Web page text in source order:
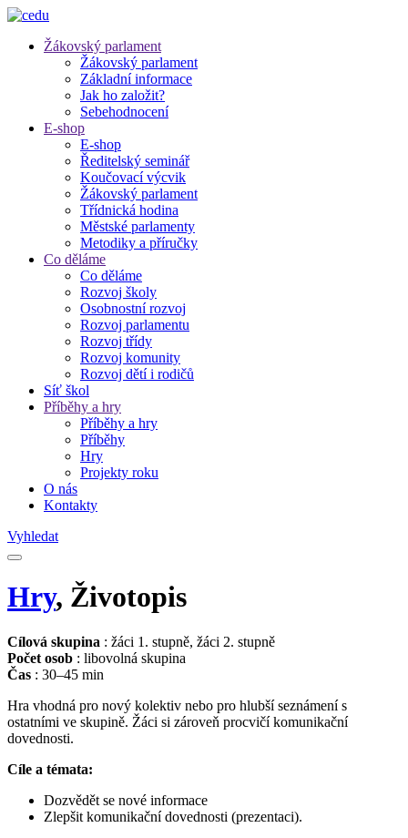
Žákovský parlament
Žákovský parlament
Základní informace
Jak ho založit?
Sebehodnocení
E-shop
E-shop
Ředitelský seminář
Koučovací výcvik
Žákovský parlament
Třídnická hodina
Městské parlamenty
Metodiky a příručky
Co děláme
Co děláme
Rozvoj školy
Osobnostní rozvoj
Rozvoj parlamentu
Rozvoj třídy
Rozvoj komunity
Rozvoj dětí i rodičů
Síť škol
Příběhy a hry
Příběhy a hry
Příběhy
Hry
Projekty roku
O nás
Kontakty
Vyhledat
Hry, Životopis
Cílová skupina : žáci 1. stupně, žáci 2. stupně
Počet osob : libovolná skupina
Čas : 30–45 min
Hra vhodná pro nový kolektiv nebo pro hlubší seznámení s
ostatními ve skupině. Žáci si zároveň procvičí komunikační
dovednosti.
Cíle a témata:
Dozvědět se nové informace
Zlepšit komunikační dovednosti (prezentaci).